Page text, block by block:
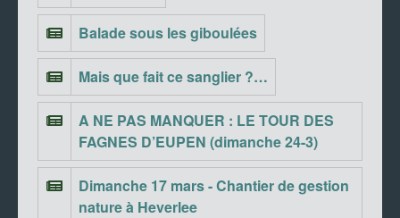
Balade sous les giboulées
Mais que fait ce sanglier ?…
A NE PAS MANQUER : LE TOUR DES
FAGNES D’EUPEN (dimanche 24-3)
Dimanche 17 mars - Chantier de gestion
nature à Heverlee